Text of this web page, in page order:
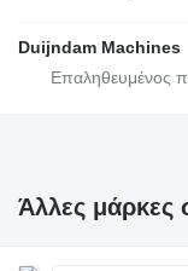
Duijndam Machines
Άλλες μάρκες